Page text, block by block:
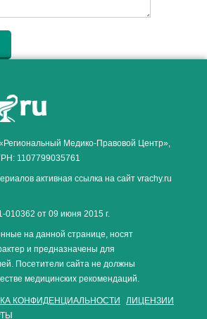
Медико-Правовой Центр»,
1107799035761
активная ссылка на сайт vrachy.ru
от 09 июня 2015 г.
на данной странице, носят
и предназначены для
Посетители сайта не должны
медицинских рекомендаций.
КОНФИДЕНЦИАЛЬНОСТИ
ЛИЦЕНЗИИ